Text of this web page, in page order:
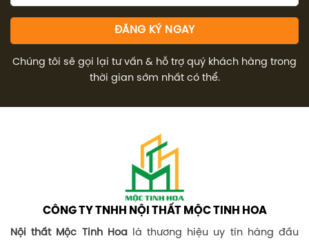
Chúng tôi sẽ gọi lại tư vấn & hỗ trợ quý khách hàng trong
thời gian sớm nhất có thể.
CÔNG TY TNHH NỘI THẤT MỘC TINH HOA
Nội thất Mộc Tinh Hoalà thương hiệu uy tín hàng đầu